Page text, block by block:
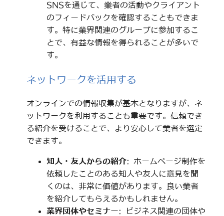
SNSを通じて、業者の活動やクライアント
のフィードバックを確認することもできま
す。特に業界関連のグループに参加するこ
とで、有益な情報を得られることが多いで
す。
ネットワークを活用する
オンラインでの情報収集が基本となりますが、ネ
ットワークを利用することも重要です。信頼でき
る紹介を受けることで、より安心して業者を選定
できます。
知人・友人からの紹介: ホームページ制作を
依頼したことのある知人や友人に意見を聞
くのは、非常に価値があります。良い業者
を紹介してもらえるかもしれません。
業界団体やセミナー: ビジネス関連の団体や